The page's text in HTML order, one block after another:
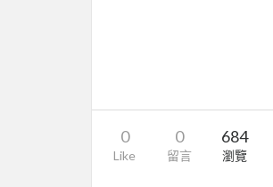
0
Like
0
留言
684
瀏覽